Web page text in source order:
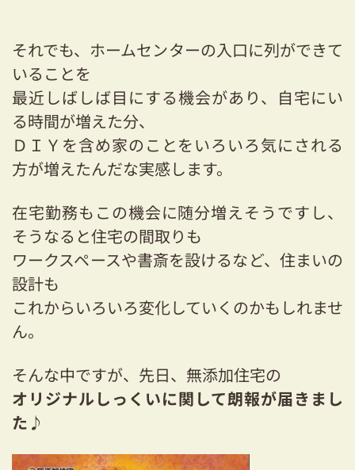
03-3334-0334
それでも、ホームセンターの入口に列ができて
いることを
最近しばしば目にする機会があり、自宅にい
る時間が増えた分、
ＤＩＹを含め家のことをいろいろ気にされる
方が増えたんだな実感します。
在宅勤務もこの機会に随分増えそうですし、
そうなると住宅の間取りも
ワークスペースや書斎を設けるなど、住まいの
設計も
これからいろいろ変化していくのかもしれませ
ん。
そんな中ですが、先日、無添加住宅の
オリジナルしっくいに関して朗報が届きまし
た♪